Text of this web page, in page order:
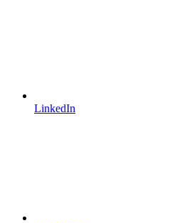
LinkedIn